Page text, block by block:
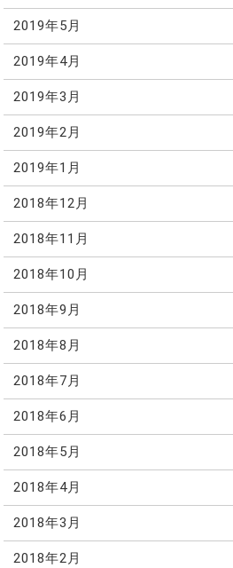
2019年5月
2019年4月
2019年3月
2019年2月
2019年1月
2018年12月
2018年11月
2018年10月
2018年9月
2018年8月
2018年7月
2018年6月
2018年5月
2018年4月
2018年3月
2018年2月